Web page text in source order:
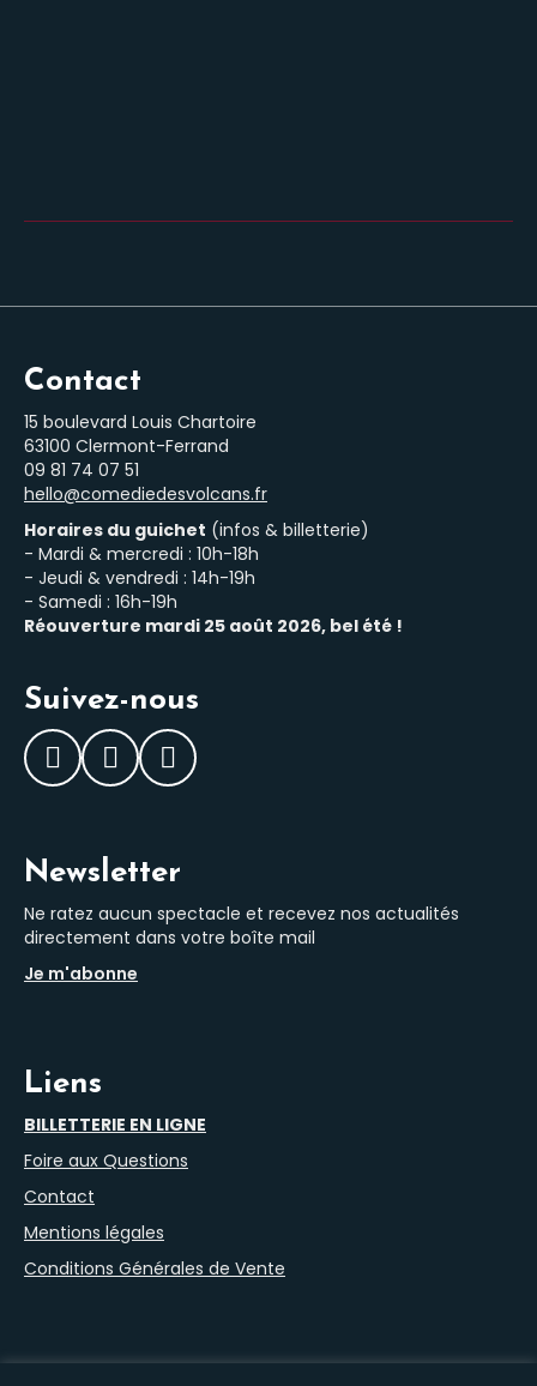
Contact
15 boulevard Louis Chartoire
63100 Clermont-Ferrand
‭09 81 74 07 51‬
hello@comediedesvolcans.fr
Horaires du guichet (infos & billetterie)
- Mardi & mercredi : 10h-18h
- Jeudi & vendredi : 14h-19h
- Samedi : 16h-19h
Réouverture mardi 25 août 2026, bel été !
Suivez-nous
Facebook
InstagramLinkedIn
Newsletter
Ne ratez aucun spectacle et recevez nos actualités
directement dans votre boîte mail
Je m'abonne
Liens
BILLETTERIE EN LIGNE
Foire aux Questions
Contact
Mentions légales
Conditions Générales de Vente